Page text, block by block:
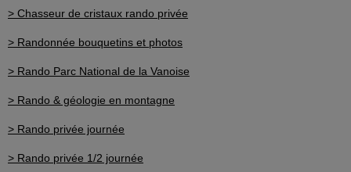
> Chasseur de cristaux rando privée
> Randonnée bouquetins et photos
> Rando Parc National de la Vanoise
> Rando & géologie en montagne
> Rando privée journée
> Rando privée 1/2 journée